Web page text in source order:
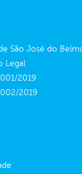
São José do
Legal
2019
002/2019